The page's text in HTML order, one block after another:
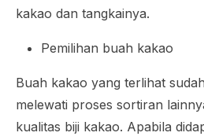
kakao dan tangkainya.
Pemilihan buah kakao
Buah kakao yang terlihat
melewati proses sortiran
kualitas biji kakao. Apabila